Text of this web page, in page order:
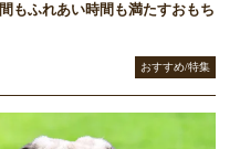
もふれあい時間も満たすおもち
おすすめ/特集